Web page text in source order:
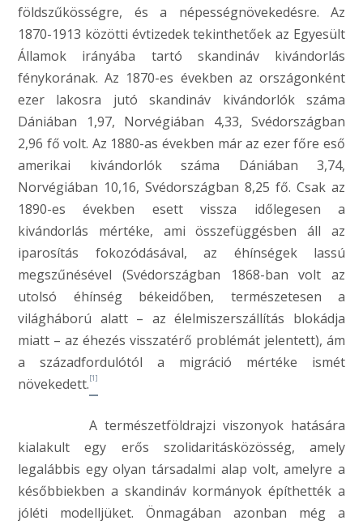
földszűkösségre, és a népességnövekedésre. Az
1870-1913 közötti évtizedek tekinthetőek az Egyesült
Államok irányába tartó skandináv kivándorlás
fénykorának. Az 1870-es években az országonként
ezer lakosra jutó skandináv kivándorlók száma
Dániában 1,97, Norvégiában 4,33, Svédországban
2,96 fő volt. Az 1880-as években már az ezer főre eső
amerikai kivándorlók száma Dániában 3,74,
Norvégiában 10,16, Svédországban 8,25 fő. Csak az
1890-es években esett vissza időlegesen a
kivándorlás mértéke, ami összefüggésben áll az
iparosítás fokozódásával, az éhínségek lassú
megszűnésével (Svédországban 1868-ban volt az
utolsó éhínség békeidőben, természetesen a
világháború alatt – az élelmiszerszállítás blokádja
miatt – az éhezés visszatérő problémát jelentett), ám
a századfordulótól a migráció mértéke ismét
növekedett.[1]
A természetföldrajzi viszonyok hatására
kialakult egy erős szolidaritásközösség, amely
legalábbis egy olyan társadalmi alap volt, amelyre a
későbbiekben a skandináv kormányok építhették a
jóléti modelljüket. Önmagában azonban még a